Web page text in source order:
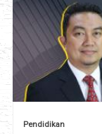
Pendidikan